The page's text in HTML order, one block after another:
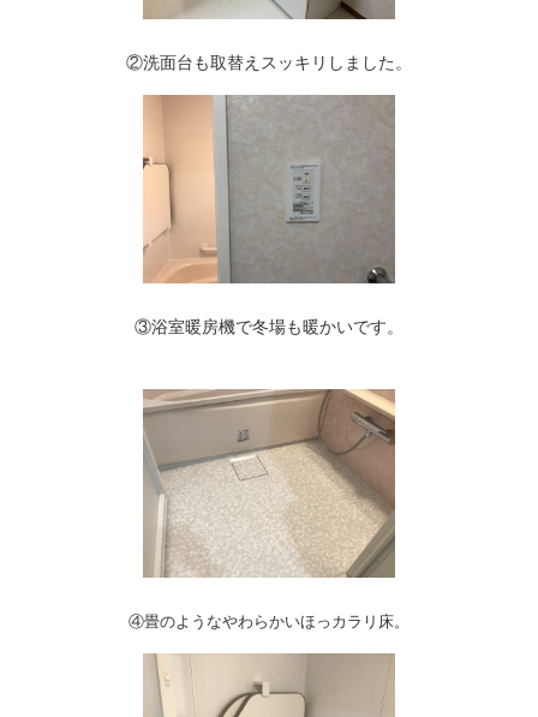
②洗面台も取替えスッキリしました。
③浴室暖房機で冬場も暖かいです。
④畳のようなやわらかいほっカラリ床。